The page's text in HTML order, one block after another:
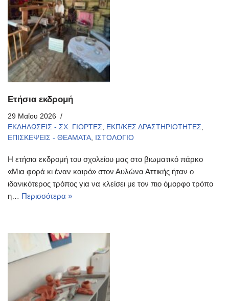
Ετήσια εκδρομή
29 Μαΐου 2026
ΕΚΔΗΛΩΣΕΙΣ - ΣΧ. ΓΙΟΡΤΕΣ, ΕΚΠ/ΚΕΣ ΔΡΑΣΤΗΡΙΟΤΗΤΕΣ,
ΕΠΙΣΚΕΨΕΙΣ - ΘΕΑΜΑΤΑ, ΙΣΤΟΛΟΓΙΟ
Η ετήσια εκδρομή του σχολείου μας στο βιωματικό πάρκο
«Μια φορά κι έναν καιρό» στον Αυλώνα Αττικής ήταν ο
ιδανικότερος τρόπος για να κλείσει με τον πιο όμορφο τρόπο
η… Περισσότερα »